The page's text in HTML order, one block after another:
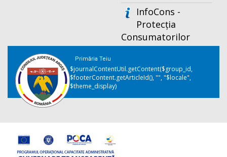
InfoCons -
Protecția
Consumatorilor
Primăria Teiu
$journalContentUtil.getContent($group_id,
$footerContent.getArticleId(), "", "$locale",
$theme_display)